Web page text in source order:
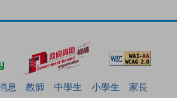
息 教師 中學生 小學生
家長